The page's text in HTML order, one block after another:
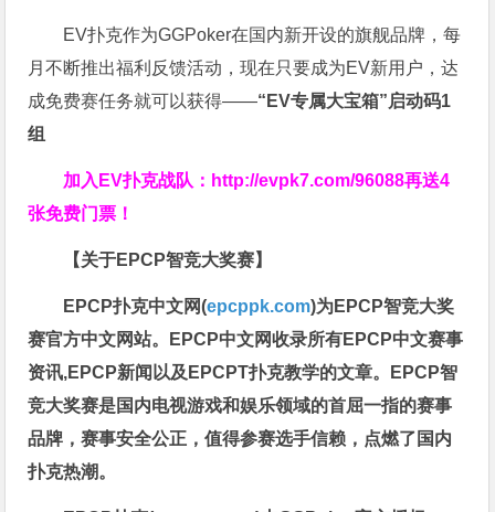
EV扑克作为GGPoker在国内新开设的旗舰品牌，每
月不断推出福利反馈活动，现在只要成为EV新用户，达
成免费赛任务就可以获得——“EV专属大宝箱”启动码1
组
加入EV扑克战队： http://evpk7.com/96088再送4
张免费门票！
【关于EPCP智竞大奖赛】
EPCP扑克中文网(epcppk.com)为EPCP智竞大奖
赛官方中文网站。EPCP中文网收录所有EPCP中文赛事
资讯,EPCP新闻以及EPCPT扑克教学的文章。EPCP智
竞大奖赛是国内电视游戏和娱乐领域的首屈一指的赛事
品牌，赛事安全公正，值得参赛选手信赖，点燃了国内
扑克热潮。